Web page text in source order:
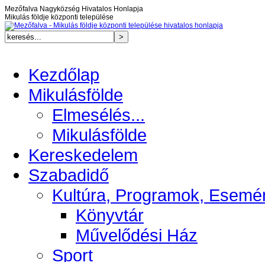
Mezőfalva Nagyközség Hivatalos Honlapja
Mikulás földje központi települése
Kezdőlap
Mikulásfölde
Elmesélés...
Mikulásfölde
Kereskedelem
Szabadidő
Kultúra, Programok,
Könyvtár
Művelődési Ház
Sport